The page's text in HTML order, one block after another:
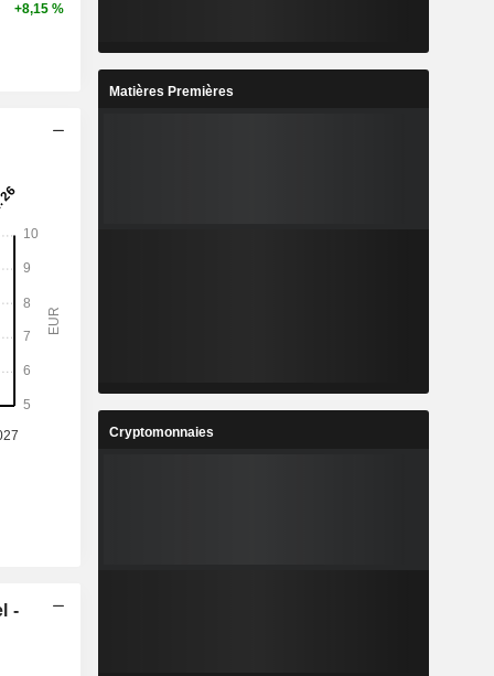
+8,15 %
-
Matières Premières
Cryptomonnaies